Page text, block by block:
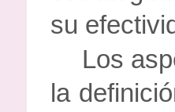
su
Los
la